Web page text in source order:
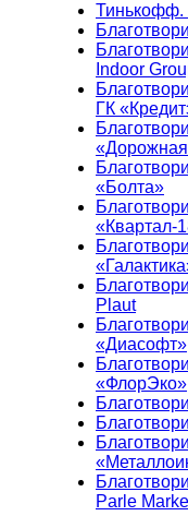
Тинькофф.
Indoor
ГК
«Дорожная
«Болта»
«Квартал-
Plaut
«Диасофт»
«ФлорЭко»
Parle